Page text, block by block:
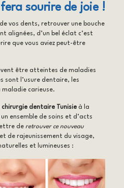
sourire de joie !
vos dents, retrouver une bouche
alignées, d’un bel éclat c’est
que vous aviez peut-être
être atteintes de maladies
sont l’usure dentaire, les
carieuse.
chirurgie dentaire Tunisieà la
ensemble de soins et d’acts
de retrouver ce nouveau
de rajeunissement du visage,
et lumineuses :